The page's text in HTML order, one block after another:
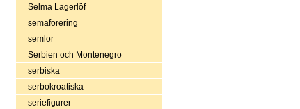
Selma Lagerlöf
semaforering
semlor
Serbien och Montenegro
serbiska
serbokroatiska
seriefigurer